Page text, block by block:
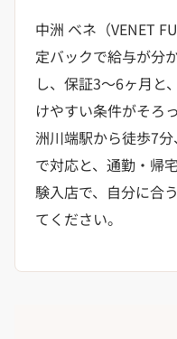
中洲 ベネ（VENET
定バックで給与が分
し、保証3〜6ヶ月と
けやすい条件がそろ
洲川端駅から徒歩7
で対応と、通勤・帰
験入店で、自分に合
てください。